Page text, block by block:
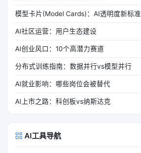
模型卡片(Model Cards)：AI透明度新标准
AI社区运营：用户生态建设
AI创业风口：10个高潜力赛道
分布式训练指南：数据并行vs模型并行
AI就业影响：哪些岗位会被替代
AI上市之路：科创板vs纳斯达克
AI工具导航